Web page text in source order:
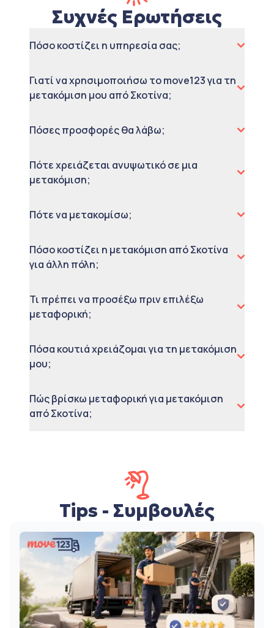
Συχνές Ερωτήσεις
Πόσο κοστίζει η υπηρεσία σας;
Γιατί να χρησιμοποιήσω το move123 για τη
μετακόμιση μου από Σκοτίνα;
Πόσες προσφορές θα λάβω;
Πότε χρειάζεται ανυψωτικό σε μια
μετακόμιση;
Πότε να μετακομίσω;
Πόσο κοστίζει η μετακόμιση από Σκοτίνα
για άλλη πόλη;
Τι πρέπει να προσέξω πριν επιλέξω
μεταφορική;
Πόσα κουτιά χρειάζομαι για τη μετακόμιση
μου;
Πώς βρίσκω μεταφορική για μετακόμιση
από Σκοτίνα;
Tips - Συμβουλές